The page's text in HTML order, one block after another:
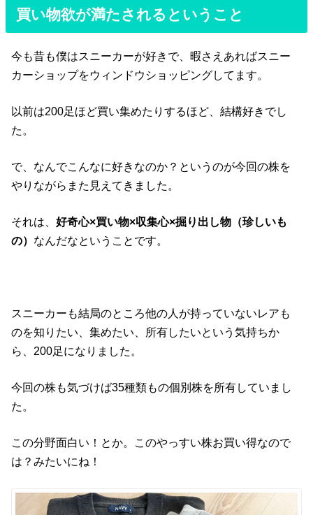
買い物欲が満たされるということ
今も昔も僕はスニーカーが好きで、暇さえあればスニー
カーショップをウィンドウショッピングしてます。
以前は200足ほど買い集めたりするほど、結構好きでし
た。
で、なんでこんなに好きなのか？というのが今回の株を
やりながらまた見えてきました。
それは、好奇心×買い物×収集心×掘り出し物（珍しいも
の） なんだなということです。
スニーカーも結局のところ他の人が持っていないレアも
のを知りたい、集めたい、所有したいという気持ちか
ら、200足になりました。
今回の株も気づけば35種類もの個別株を所有していまし
た。
この分野面白い！とか。このやっすい株お買い得なので
は？みたいにね！